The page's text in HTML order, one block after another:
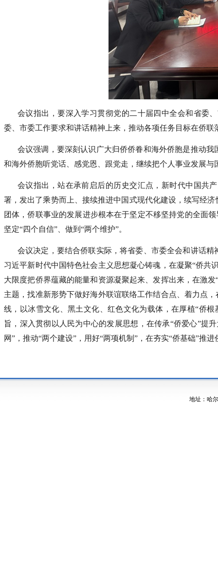
会议指出，要深入学习贯彻党的二十届四中全会和省委
委、市委工作要求和讲话精神上来，推动各项任务目标在侨
会议强调，要深刻认识广大归侨侨眷和海外侨胞是推动
和海外侨胞听党话、感党恩、跟党走，继续把个人事业发展
会议指出，站在承前启后的历史交汇点，新时代中国共
署，发出了乘势而上、接续推进中国式现代化建设，续写经
团体，侨联事业的发展进步根本在于坚定不移坚持党的全面
坚定“四个自信”、做到“两个维护”。
会议决定，要结合侨联实际，将省委、市委全会和讲话
习近平新时代中国特色社会主义思想凝心铸魂，在凝聚“侨
大限度把侨界蕴藏的能量和资源凝聚起来、发挥出来，在激
主题，找准新形势下做好海外联谊联络工作结合点、着力点
线，以冰雪文化、黑土文化、红色文化为载体，在厚植“侨
旨，深入贯彻以人民为中心的发展思想，在传承“侨爱心”提
网”，推动“两个建设”，用好“两项机制”，在夯实“侨基础”推
地址：哈